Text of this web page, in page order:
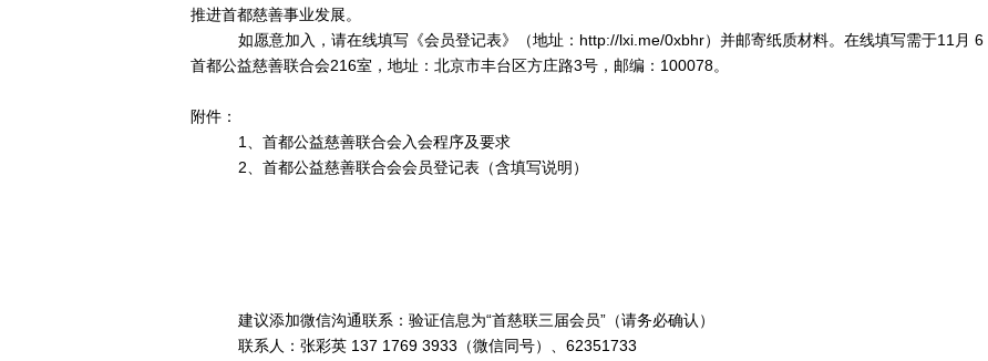
推进首都慈善事业发展。
如愿意加入，请在线填写《会员登记表》（地址：http://lxi.me/0xbhr） 并邮寄纸质材料。在线填写需于11 月 6
首都公益慈善联合会216室，地址：北京市丰台区方庄路3号，邮编：100078。
附件：
1、首都公益慈善联合会入会程序及要求
2、首都公益慈善联合会会员登记表（含填写说明）
建议添加微信沟通联系：验证信息为“首慈联三届会员”（请务必确认）
联系人： 张彩英137 1769 3933（微信同号）、62351733